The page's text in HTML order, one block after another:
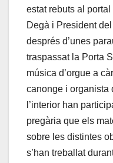
estat rebuts al
Degà i President
després d’unes
traspassat la Porta
música d’orgue a
canonge i organista
l’interior han
pregària que els
sobre les distintes
s’han treballat